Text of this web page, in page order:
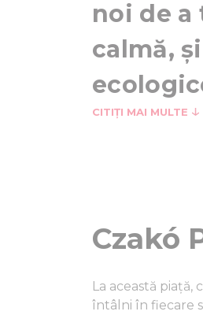
noi de a
calmă,
CITIȚI MAI MULTE
Czakó
La această
întâlni în fiecare